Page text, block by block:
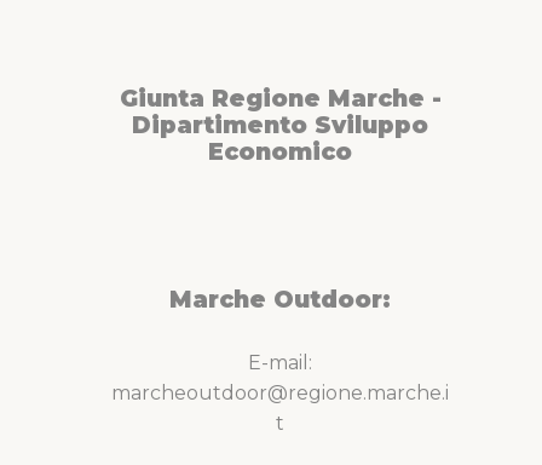
Giunta Regione Marche -
Dipartimento Sviluppo
Economico
Marche Outdoor:
E-mail:
marcheoutdoor@regione.marche.i
t